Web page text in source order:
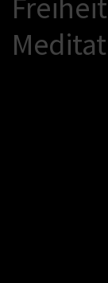
Freiheit
Meditat